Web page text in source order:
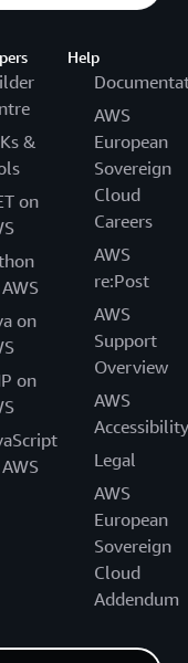
&
on
on
on
Help
AWS
European
Sovereign
Cloud
Careers
AWS
re:Post
AWS
Support
Overview
AWS
Accessibility
Legal
AWS
European
Sovereign
Cloud
Addendum